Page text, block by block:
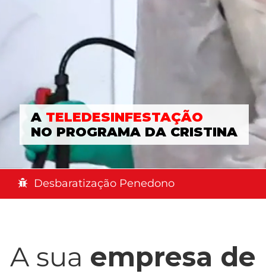
A TELEDESINFESTAÇÃO
NO PROGRAMA DA CRISTINA
Desbaratização Penedono
A sua empresa de